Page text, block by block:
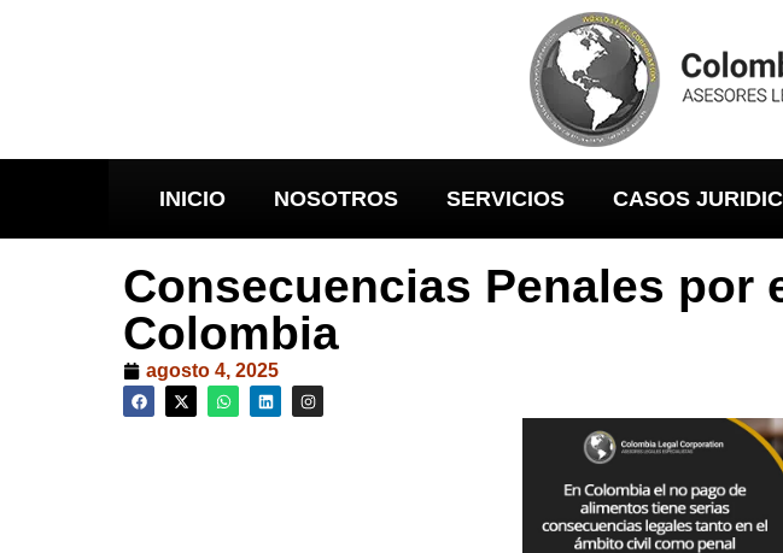
INICIO NOSOTROS SERVICIOS CASOS
Consecuencias Penales por
Colombia
agosto 4, 2025